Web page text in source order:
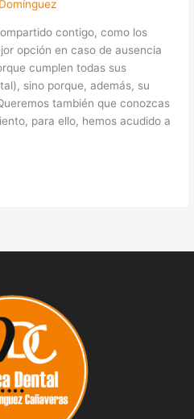
contigo, como los
opción en caso de ausencia
cumplen todas sus
sino porque, además, su
también que conozcas
para ello, hemos acudido a